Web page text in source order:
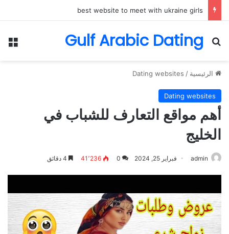
best website to meet with ukraine girls
Gulf Arabic Dating
بحث عن
الرئيسية /
Dating websites
Dating websites
أهم مواقع التعارف للشباب في
الخليج
admin فبراير 25, 2024 0 41٬236